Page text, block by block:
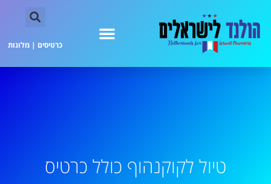
כרטיסים | מלונות
טיול לקוקנהוף כולל כרטיס